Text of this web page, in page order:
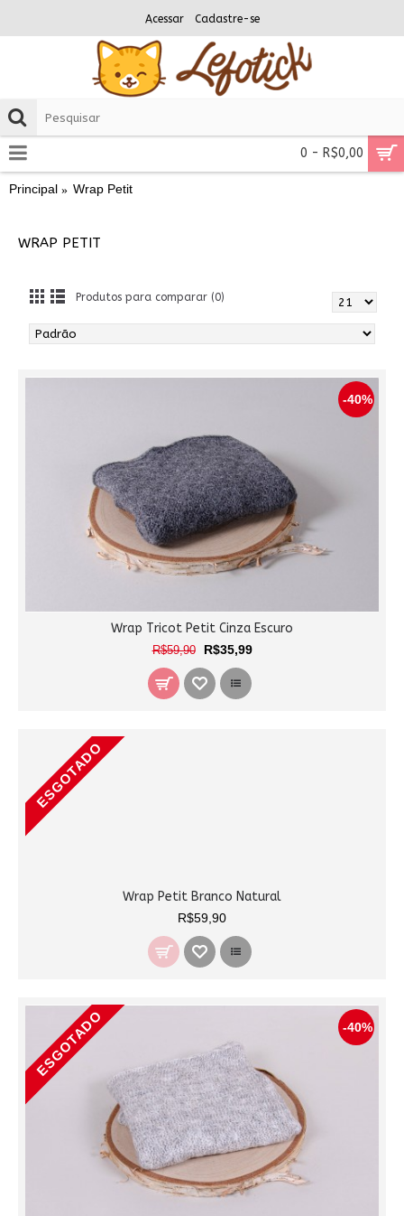
Acessar Cadastre-se
0 - R$0,00
Principal Wrap Petit
WRAP PETIT
Produtos para comparar (0)
-40%
Wrap Tricot Petit Cinza Escuro
R$59,90 R$35,99
ESGOTADO
Wrap Petit Branco Natural
R$59,90
-40%
ESGOTADO